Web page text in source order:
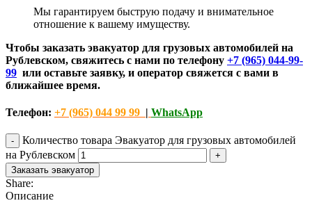
Мы гарантируем быструю подачу и внимательное
отношение к вашему имуществу.
Чтобы заказать эвакуатор для грузовых автомобилей на
Рублевском, свяжитесь с нами по телефону +7 (965) 044-99-
99 или оставьте заявку, и оператор свяжется с вами в
ближайшее время.
Телефон: +7 (965) 044 99 99 | WhatsApp
Количество товара Эвакуатор для грузовых автомобилей
на Рублевском
Заказать эвакуатор
Share:
Описание